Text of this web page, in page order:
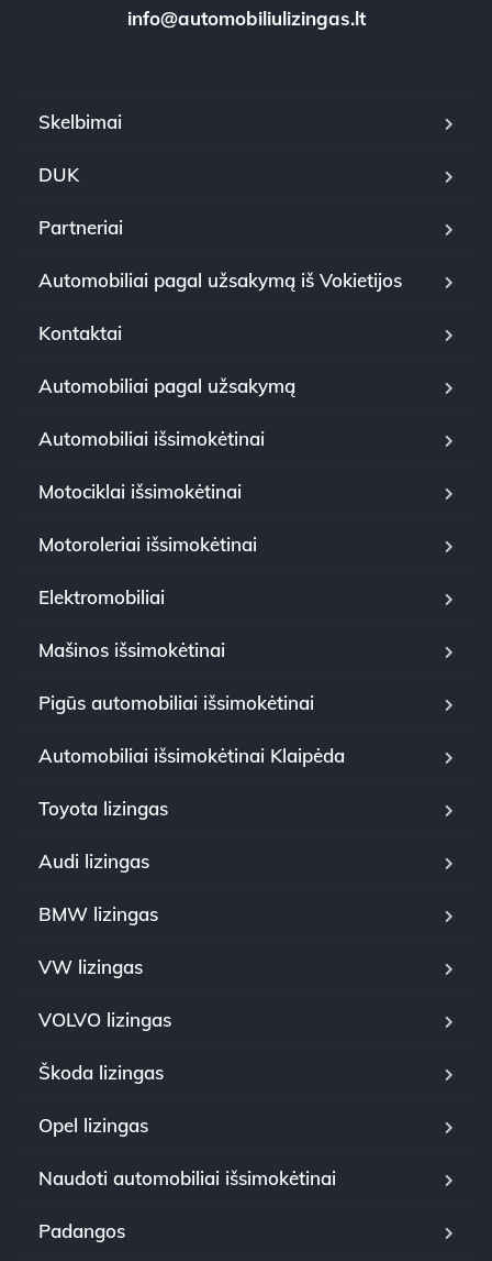
info@automobiliulizingas.lt
Skelbimai
DUK
Partneriai
Automobiliai pagal užsakymą iš Vokietijos
Kontaktai
Automobiliai pagal užsakymą
Automobiliai išsimokėtinai
Motociklai išsimokėtinai
Motoroleriai išsimokėtinai
Elektromobiliai
Mašinos išsimokėtinai
Pigūs automobiliai išsimokėtinai
Automobiliai išsimokėtinai Klaipėda
Toyota lizingas
Audi lizingas
BMW lizingas
VW lizingas
VOLVO lizingas
Škoda lizingas
Opel lizingas
Naudoti automobiliai išsimokėtinai
Padangos